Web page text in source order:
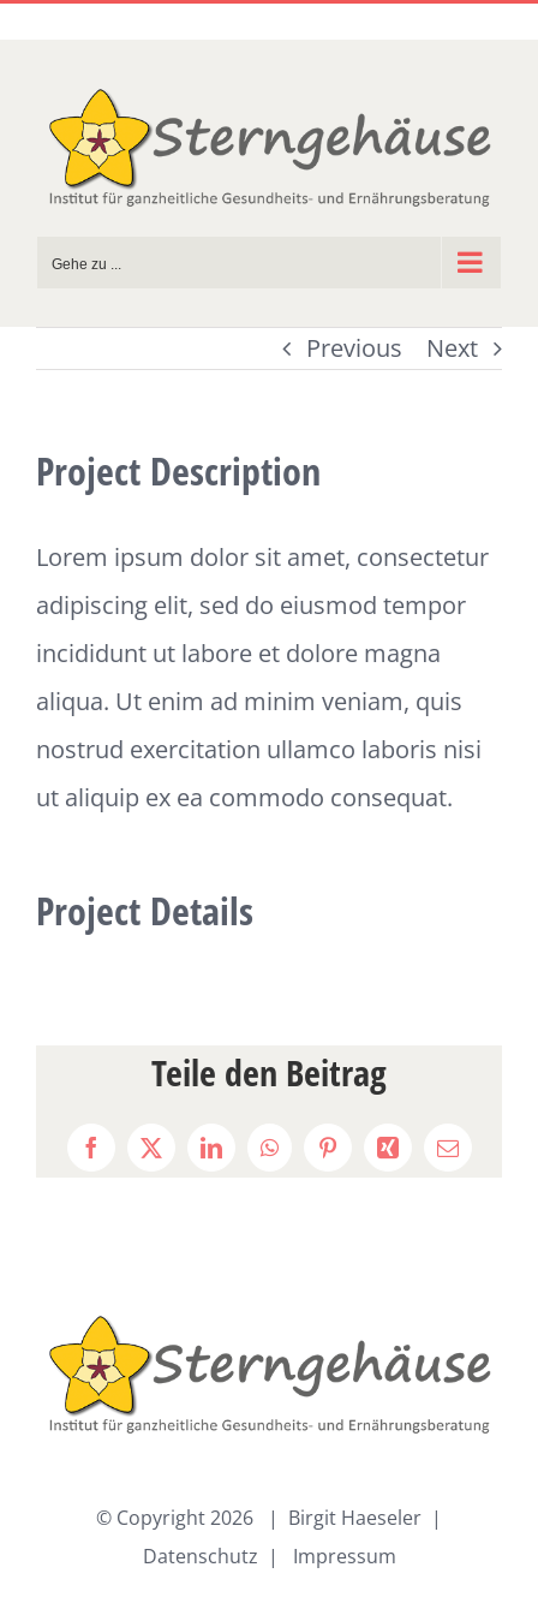
springen
Gehe zu ...
Previous Next
Project Description
Lorem ipsum dolor sit amet, consectetur
adipiscing elit, sed do eiusmod tempor
incididunt ut labore et dolore magna
aliqua. Ut enim ad minim veniam, quis
nostrud exercitation ullamco laboris nisi
ut aliquip ex ea commodo consequat.
Project Details
Teile den Beitrag
Facebook
X LinkedInWhatsAppPinterestXing
E-
© Copyright2026 | Birgit Haeseler |
Datenschutz | Impressum